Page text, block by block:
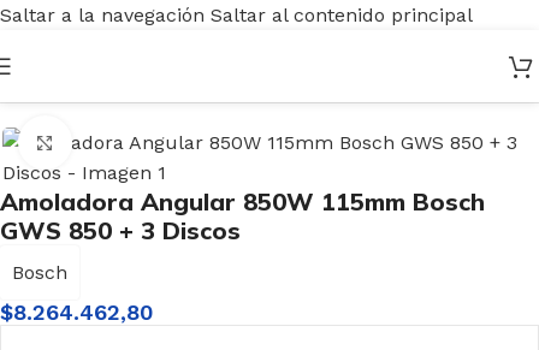
Saltar a la navegación Saltar al contenido principal
Inicio
Haga clic para ampliar
Amoladora Angular 850W 115mm Bosch
GWS 850 + 3 Discos
Bosch
$8.264.462,80